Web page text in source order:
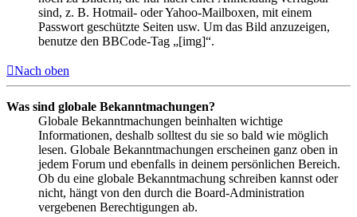
sind, z. B. Hotmail- oder Yahoo-Mailboxen, mit einem
Passwort geschützte Seiten usw. Um das Bild anzuzeigen,
benutze den BBCode-Tag „[img]“.
Nach oben
Was sind globale Bekanntmachungen?
Globale Bekanntmachungen beinhalten wichtige
Informationen, deshalb solltest du sie so bald wie möglich
lesen. Globale Bekanntmachungen erscheinen ganz oben in
jedem Forum und ebenfalls in deinem persönlichen Bereich.
Ob du eine globale Bekanntmachung schreiben kannst oder
nicht, hängt von den durch die Board-Administration
vergebenen Berechtigungen ab.